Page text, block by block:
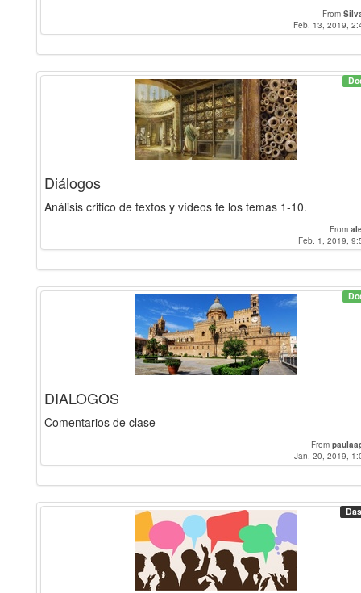
From
Feb. 13, 2019,
Diálogos
Análisis critico de textos y vídeos te los temas 1-10.
From
Feb. 1, 2019,
DIALOGOS
Comentarios de clase
From
Jan. 20, 2019,